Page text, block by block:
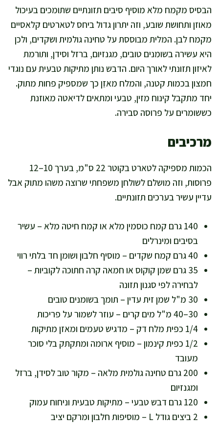
הבסיס מקמח מלא מוסיף סיבים תזונתיים שתומכים בעיכול
מאוזן ותחושת שובע, וזה יתרון גדול ביחס לטארטים קלאסיים
מקמח לבן. המלית מבוססת על טחינה גולמית ושקדים, ולכן
היא עשירה בשומנים טובים, מגנזיום, ברזל וסידן, ותורמת
לאיזון תזונתי לאורך היום. הדבש נותן מתיקות טבעית עם נוגדי
חמצון בכמות קטנה, והמלח מאזֵן כך שמספיק פחות מתוק.
יחד מתקבל קינוח מזין, טבעי ומתאים לדיאטה מאוזנת
כששומרים על פרוסה סבירה.
מרכיבים
הכמות מספיקה לטארט בקוטר 22 ס"מ, בערך 10–12
פרוסות, וזה מושלם לשולחן משפחתי שרוצה משהו מתוק אבל
עדיין עשיר בערכים תזונתיים.
140 גרם קמח כוסמין מלא או קמח חיטה מלא – עשיר
בסיבים ומינרלים
40 גרם קמח שקדים – מוסיף חלבון ושומן חד בלתי רווי
35 גרם שמן קוקוס או חמאה קרה חתוכה לקוביות –
לבחירה לפי סגנון תזונה
30 מ"ל שמן זית עדין – תומך בשומנים טובים
30–40 מ"ל מים קרים – עוזר לשמור על פריכות
1/4 כפית מלח דק – מדגיש טעמים ומאזן מתיקות
1/2 כפית קינמון – מוסיף ארומה ומתקתק בלי סוכר
מעובד
200 גרם טחינה גולמית מלאה – מקור טוב לסידן, ברזל
ומגנזיום
120 גרם דבש טבעי – מתיקות טבעית וניחוח עמוק
2 ביצים גודל L – מוסיפות חלבון ומרקם יציב